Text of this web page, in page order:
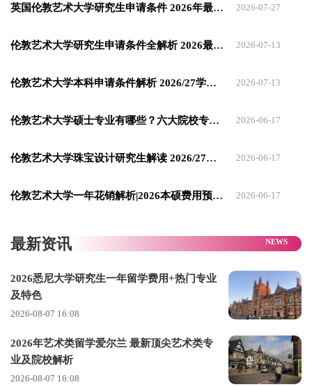
技术、社会创新实践。课程中没有任何 UI 设计、界面绘制的内
容，核心是用户研究、社会议题调研、交互装置开发、包容性
合作的真实社会课题，比如老年人数字鸿沟解决方案、残障人
适配人群：有设计、社会学、心理学、公共管理等相关背景，
毕业后的就业方向：公共服务设计负责人、包容性设计专家、
公共部门设计顾问。
1. 全球唯一的全赛道覆盖，适配所有学生的发展方向
全球没有任何一所院校，能像 UAL 一样，把交互设计的所有细
分赛道都做到顶尖：想进大厂做商业 UX 设计，有 LCC 的 UX
专业；想做社会创新与包容性设计，有 LCC 的交互设计专业；
想探索交互的未来边界，有 CSM 的交互专业；想做空间交互与
英国伦敦艺术大学研究生申请条件 2026年最新全解析 2026-07-27
伦敦艺术大学研究生申请条件全解析 2026最新权威指南 2026-07-13
伦敦艺术大学本科申请条件解析 2026/27学年新攻略 2026-07-13
伦敦艺术大学硕士专业有哪些？六大院校专业全解读 2026-06-17
伦敦艺术大学珠宝设计研究生解读 2026/27学年深度指南 2026-06-17
伦敦艺术大学一年花销解析|2026本硕费用预算指南 2026-06-17
最新资讯
2026悉尼大学研究生一年留学费用+热门专业
及特色
2026-08-07 16:08
2026年艺术类留学爱尔兰 最新顶尖艺术类专
业及院校解析
2026-08-07 16:08